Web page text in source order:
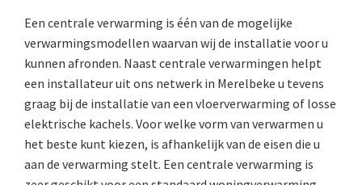
Een centrale verwarming is één van de mogelijke
verwarmingsmodellen waarvan wij de installatie voor u
kunnen afronden. Naast centrale verwarmingen helpt
een installateur uit ons netwerk in Merelbeke u tevens
graag bij de installatie van een vloerverwarming of losse
elektrische kachels. Voor welke vorm van verwarmen u
het beste kunt kiezen, is afhankelijk van de eisen die u
aan de verwarming stelt. Een centrale verwarming is